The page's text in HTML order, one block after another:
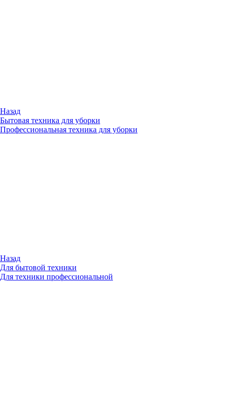
Назад
Бытовая техника для уборки
Профессиональная техника для уборки
Назад
Для бытовой техники
Для техники профессиональной